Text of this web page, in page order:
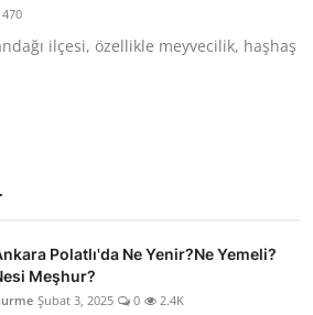
& İpuçları
470
ilçesi, özellikle meyvecilik, haşhaş
Polatlı'da Ne Yenir?Ne Yemeli?
Meşhur?
Şubat 3, 2025 0 2.4K